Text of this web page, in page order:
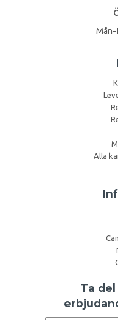
Mån-
Alla
Ta del